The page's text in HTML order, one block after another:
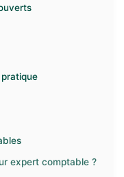
pratique
expert comptable ?